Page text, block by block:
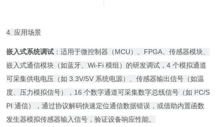
4. 应用场景
嵌入式系统调试 ：适用于微控制器（MCU）、FPGA、传感器模块、
嵌入式通信模块（如蓝牙、Wi-Fi 模组）的研发调试，4 个模拟通道
可采集供电电压（如 3.3V/5V 系统电源）、传感器输出信号（如温
度、压力模拟信号），16 个数字通道可采集数字总线信号（如 I²C/S
PI 通信），通过协议解码快速定位通信数据错误，或借助内置函数
发生器模拟传感器输入信号，验证设备响应性能。